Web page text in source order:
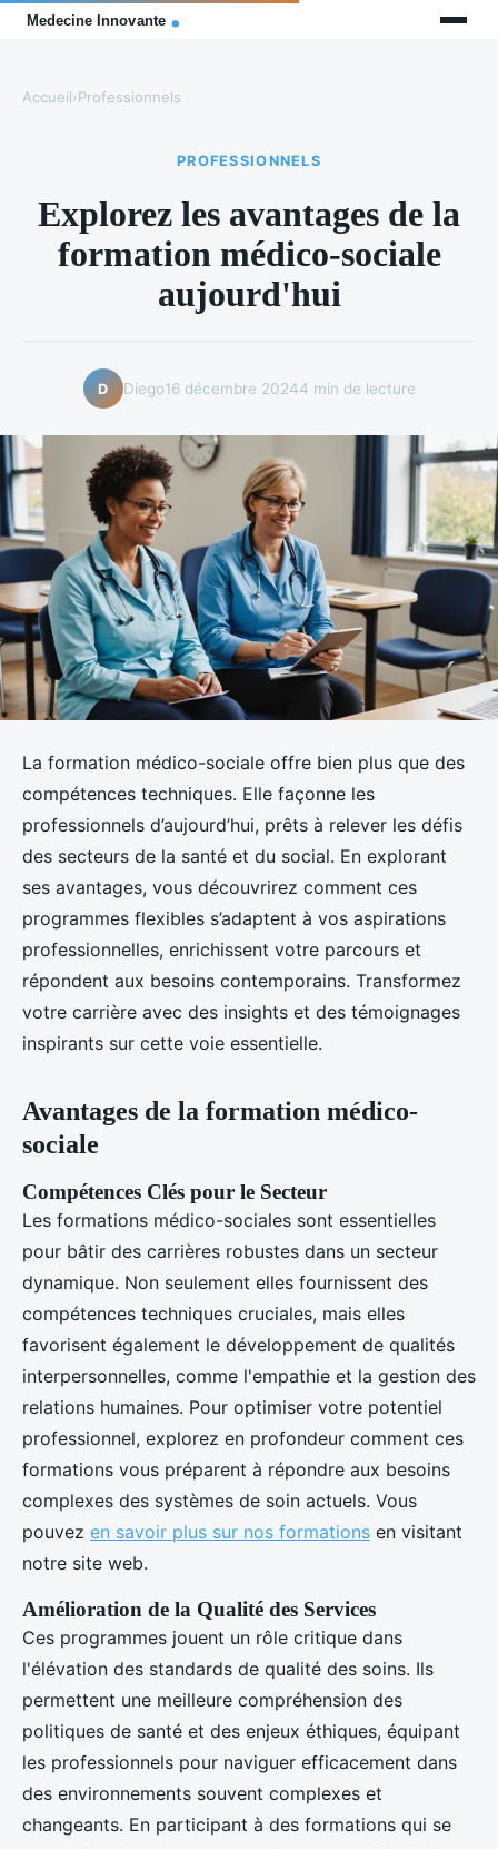
Accueil›Professionnels
PROFESSIONNELS
Explorez les avantages de la
formation médico-sociale
aujourd'hui
D Diego16 décembre 20244 min de lecture
La formation médico-sociale offre bien plus que des
compétences techniques. Elle façonne les
professionnels d’aujourd’hui, prêts à relever les défis
des secteurs de la santé et du social. En explorant
ses avantages, vous découvrirez comment ces
programmes flexibles s’adaptent à vos aspirations
professionnelles, enrichissent votre parcours et
répondent aux besoins contemporains. Transformez
votre carrière avec des insights et des témoignages
inspirants sur cette voie essentielle.
Avantages de la formation médico-
sociale
Compétences Clés pour le Secteur
Les formations médico-sociales sont essentielles
pour bâtir des carrières robustes dans un secteur
dynamique. Non seulement elles fournissent des
compétences techniques cruciales, mais elles
favorisent également le développement de qualités
interpersonnelles, comme l'empathie et la gestion des
relations humaines. Pour optimiser votre potentiel
professionnel, explorez en profondeur comment ces
formations vous préparent à répondre aux besoins
complexes des systèmes de soin actuels. Vous
pouvez en savoir plus sur nos formations en visitant
notre site web.
Amélioration de la Qualité des Services
Ces programmes jouent un rôle critique dans
l'élévation des standards de qualité des soins. Ils
permettent une meilleure compréhension des
politiques de santé et des enjeux éthiques, équipant
les professionnels pour naviguer efficacement dans
des environnements souvent complexes et
changeants. En participant à des formations qui se